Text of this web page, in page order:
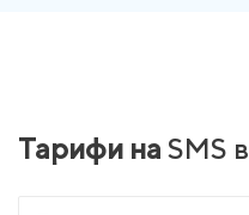
Тарифи на SMS в